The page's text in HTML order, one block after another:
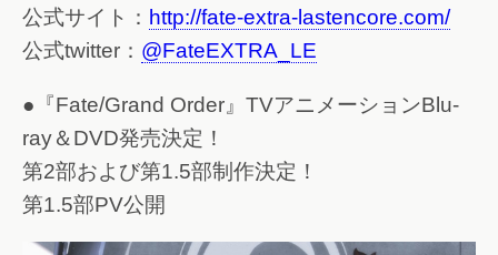
公式サイト： http://fate-extra-lastencore.com/
公式twitter： @FateEXTRA_LE
●『Fate/Grand Order』TVアニメーションBlu-
ray＆DVD発売決定！
第2部および第1.5部制作決定！
第1.5部PV公開